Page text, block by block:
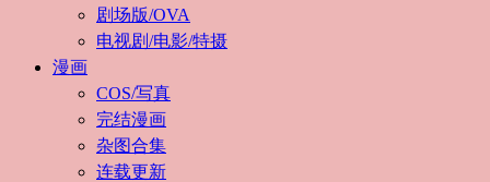
剧场版/OVA
电视剧/电影/特摄
漫画
COS/写真
完结漫画
杂图合集
连载更新